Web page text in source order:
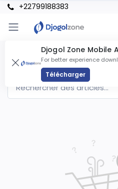
+22799188383
Djogol Zone Mobile
For better experience
Télécharger
SUV & Crossovers
Articles trouvés